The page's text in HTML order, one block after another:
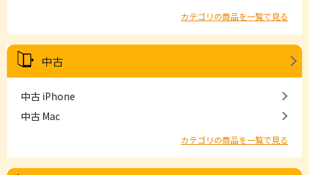
カテゴリの商品を一覧で見る
中古
中古 iPhone
中古 Mac
カテゴリの商品を一覧で見る